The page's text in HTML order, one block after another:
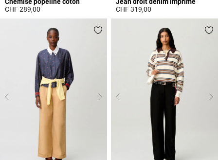
Chemise popeline coton
CHF 289,00
3.9 out of 5 Customer Rating
Jean droit denim imprimé
CHF 319,00
5 out of 5 Customer Rating